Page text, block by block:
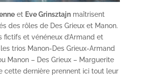
et Eve Grinsztajnmaîtrisent
des rôles de Des Grieux et Manon.
fictifs et vénéneux d’Armand et
trios Manon-Des Grieux-Armand
Manon – Des Grieux – Marguerite
cette dernière prennent ici tout leur